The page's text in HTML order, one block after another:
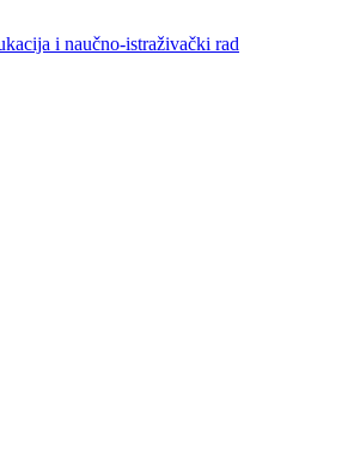
i naučno-istraživački rad